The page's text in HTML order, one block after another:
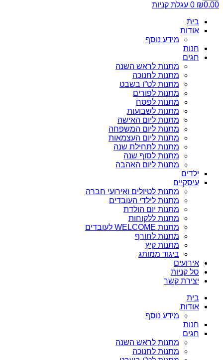
₪0.00
0 עגלת קניות
בית
אודות
מידע נוסף
חנות
חגים
מתנות לראש השנה
מתנות לחנוכה
מתנות לט”ו בשבט
מתנות לפורים
מתנות לפסח
מתנות לשבועות
מתנות ליום האישה
מתנות ליום המשפחה
מתנות ליום העצמאות
מתנות לתחילת שנה
מתנות לסוף שנה
מתנות ליום האהבה
ילדים
עיסקיים
מתנות לטיולים ואירועי חברה
מתנות לילדי העובדים
מתנות יום הולדת
מתנות ללקוחות
מתנות WELCOME לעובדים
מתנות לחורף
מתנות קיץ
ביגוד ממותג
אירועים
סל קניות
יצירת קשר
בית
אודות
מידע נוסף
חנות
חגים
מתנות לראש השנה
מתנות לחנוכה